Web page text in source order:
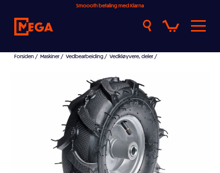
Smoooth betaling med Klarna
Forsiden / Maskiner / Vedbearbeiding / Vedkløyvere, deler /